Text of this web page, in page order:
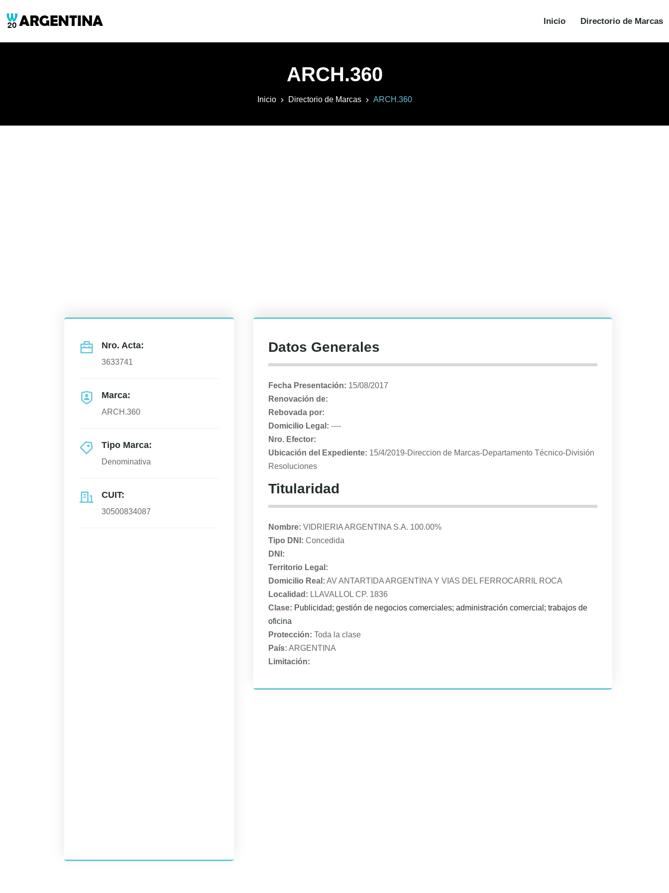
Inicio Directorio de Marcas
ARCH.360
Inicio Directorio de Marcas ARCH.360
Nro. Acta:
3633741
Marca:
ARCH.360
Tipo Marca:
Denominativa
CUIT:
30500834087
Datos Generales
Fecha Presentación: 15/08/2017
Renovación de:
Rebovada por:
Domicilio Legal: ----
Nro. Efector:
Ubicación del Expediente: 15/4/2019-Direccion de Marcas-Departamento Técnico-División
Resoluciones
Titularidad
Nombre: VIDRIERIA ARGENTINA S.A. 100.00%
Tipo DNI: Concedida
DNI:
Territorio Legal:
Domicilio Real: AV ANTARTIDA ARGENTINA Y VIAS DEL FERROCARRIL ROCA
Localidad: LLAVALLOL CP. 1836
Clase: Publicidad; gestión de negocios comerciales; administración comercial; trabajos de
oficina
Protección: Toda la clase
País: ARGENTINA
Limitación: